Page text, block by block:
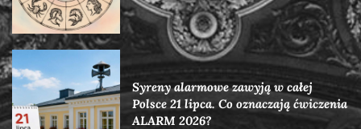
Syreny alarmowe zawyją w całej
Polsce 21 lipca. Co oznaczają ćwiczenia
ALARM 2026?